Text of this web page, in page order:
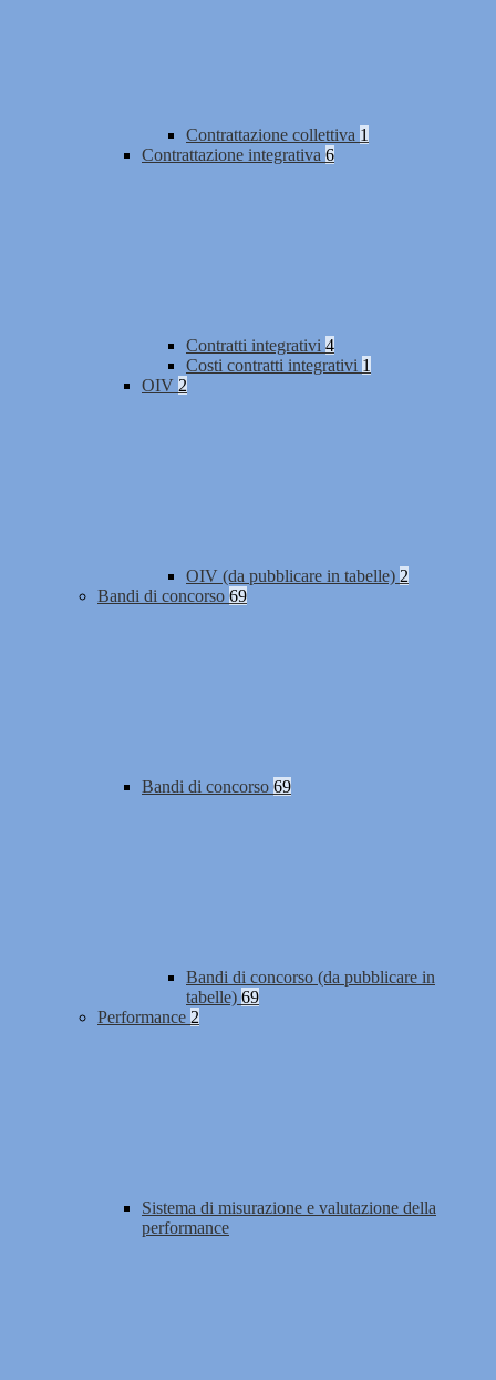
Contrattazione collettiva 1
Contrattazione integrativa 6
Contratti integrativi 4
Costi contratti integrativi 1
OIV 2
OIV (da pubblicare in tabelle) 2
Bandi di concorso 69
Bandi di concorso 69
Bandi di concorso (da pubblicare in
tabelle) 69
Performance 2
Sistema di misurazione e valutazione della
performance